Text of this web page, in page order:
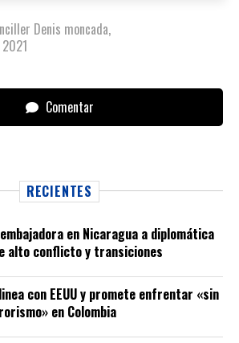
Denis moncada,
Comentar
RECIENTES
embajadora en Nicaragua a diplomática
alto conflicto y transiciones
con EEUU y promete enfrentar «sin
en Colombia